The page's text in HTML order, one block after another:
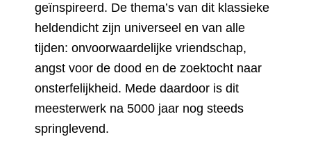
geïnspireerd. De thema’s van dit klassieke
heldendicht zijn universeel en van alle
tijden: onvoorwaardelijke vriendschap,
angst voor de dood en de zoektocht naar
onsterfelijkheid. Mede daardoor is dit
meesterwerk na 5000 jaar nog steeds
springlevend.